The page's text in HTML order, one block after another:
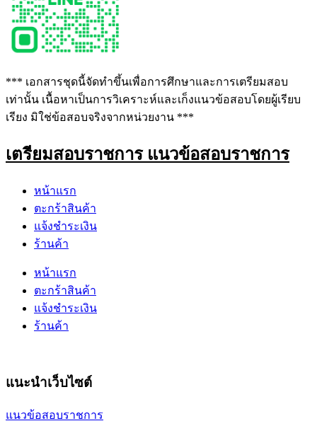
*** เอกสารชุดนี้จัดทำขึ้นเพื่อการศึกษาและการเตรียมสอบ
เท่านั้น เนื้อหาเป็นการวิเคราะห์และเก็งแนวข้อสอบโดยผู้เรียบ
เรียง มิใช่ข้อสอบจริงจากหน่วยงาน ***
เตรียมสอบราชการ แนวข้อสอบราชการ
หน้าแรก
ตะกร้าสินค้า
แจ้งชำระเงิน
ร้านค้า
หน้าแรก
ตะกร้าสินค้า
แจ้งชำระเงิน
ร้านค้า
แนะนำเว็บไซต์
แนวข้อสอบราชการ